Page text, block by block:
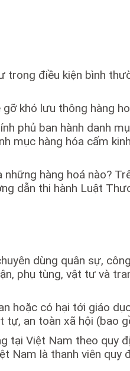
điều kiện bình
khó lưu thông hàng
phủ ban hành danh
mục hàng hóa cấm
hàng hoá nào?
dẫn thi hành Luật
dùng quân sự,
phụ tùng, vật tư và
hoặc có hại tới giáo
tự, an toàn xã hội (bao
Việt Nam theo quy
là thanh viên